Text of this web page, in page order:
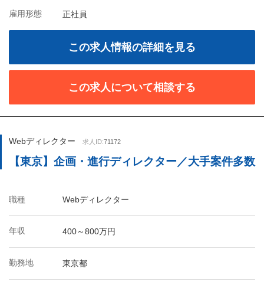
雇用形態 正社員
この求人情報の詳細を見る
この求人について相談する
Webディレクター 求人ID:71172
【東京】企画・進行ディレクター／大手案件多数
職種 Webディレクター
年収 400～800万円
勤務地 東京都